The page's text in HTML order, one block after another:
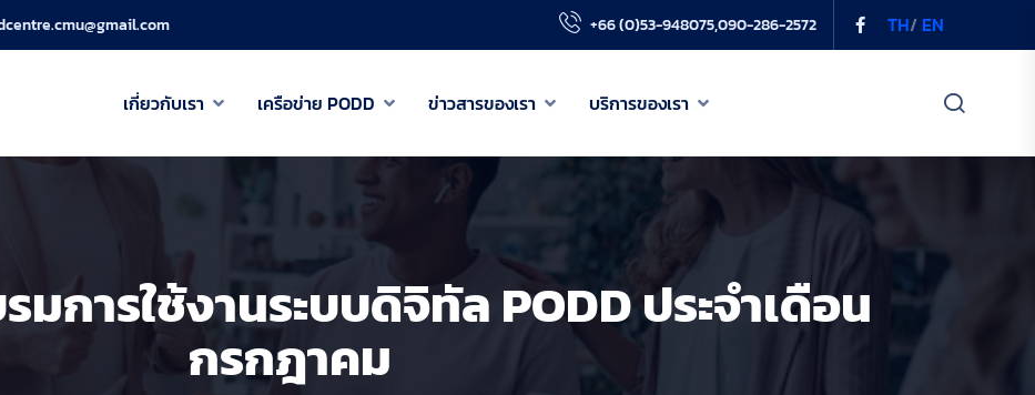
+66 (0)53-948075,090-286-2572 TH/ EN
เกี่ยวกับเรา เครือข่าย PODD ข่าวสารของเรา บริการของเรา
เครือข่าย PODD
ข่าวสารของเรา
การใช้งานระบบดิจิทัล PODD ประจำเดือน
กรกฎาคม